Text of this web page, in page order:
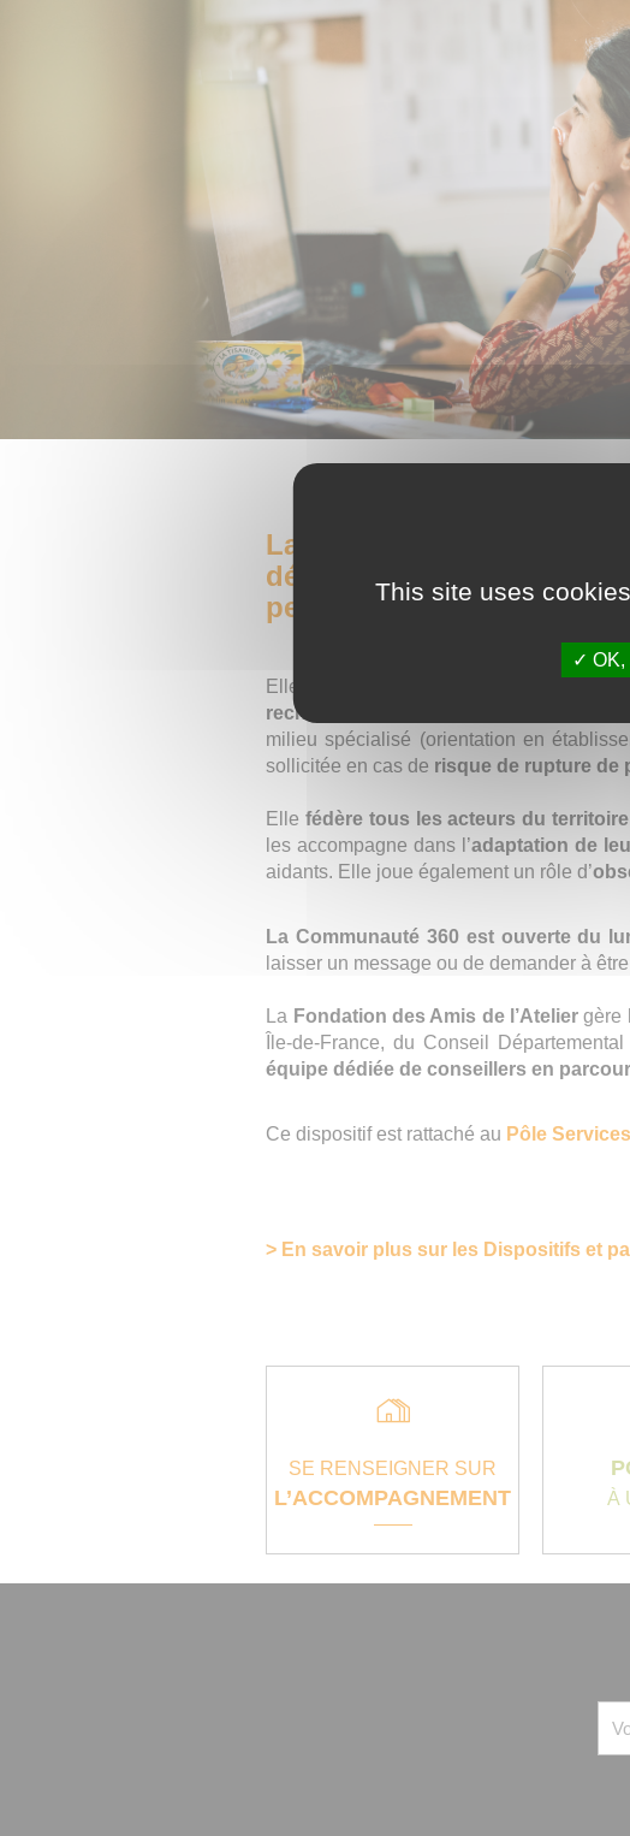
La Communauté 360
déclinaison
personnes en situation
Elle apporte une réponse
recherche des solutions
aux
milieu spécialisé (orientation en
sollicitée en cas de risque de rupture de
Ellefédère tous les acteurs du territoire
les accompagne dans l’adaptation de
aidants. Elle joue également un rôle d’
La Communauté 360 est ouverte du
laisser un message ou de demander à
La Fondation des Amis de l’Atelier gère
Île-de-France, du Conseil
équipe dédiée de conseillers en
Ce dispositif est rattaché au Pôle
> En savoir plus sur les Dispositifs et
SE RENSEIGNER SUR
L’ACCOMPAGNEMENT À
This site uses
OK,